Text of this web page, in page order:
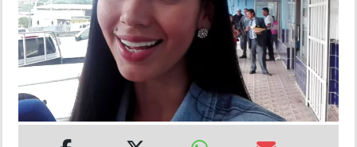
INSÓLITAS
MULTIMEDIA
IMPRESO